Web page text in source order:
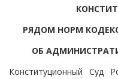
РЯДОМ НОРМ
ОБ
Конституционный Суд